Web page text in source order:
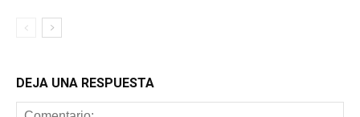
DEJA UNA RESPUESTA